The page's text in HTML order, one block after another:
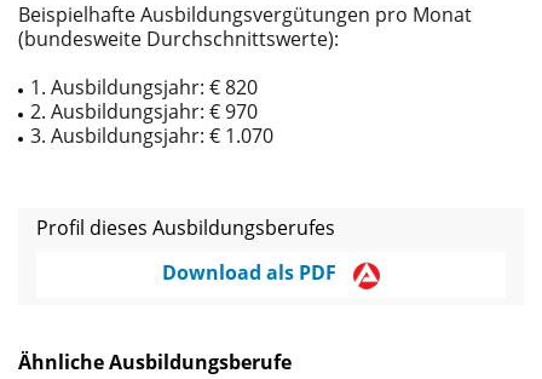
Beispielhafte Ausbildungsvergütungen pro Monat
(bundesweite Durchschnittswerte):
1. Ausbildungsjahr: € 820
2. Ausbildungsjahr: € 970
3. Ausbildungsjahr: € 1.070
Profil dieses Ausbildungsberufes
Download als PDF
Ähnliche Ausbildungsberufe